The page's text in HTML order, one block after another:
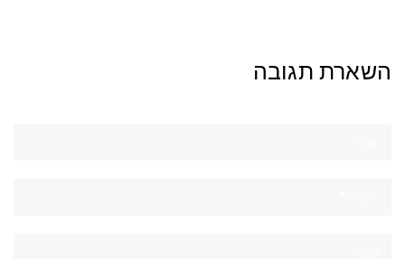
השארת תגובה